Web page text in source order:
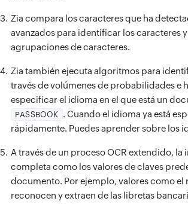
Zia compara los caracteres que ha
avanzados para identificar los caracteres
agrupaciones de caracteres.
Zia también ejecuta algoritmos para
través de volúmenes de probabilidades e
especificar el idioma en el que está un
PASSBOOK . Cuando el idioma ya está
rápidamente. Puedes aprender sobre los
A través de un proceso OCR extendido,
completa como los valores de claves
documento. Por ejemplo, valores como
reconocen y extraen de las libretas